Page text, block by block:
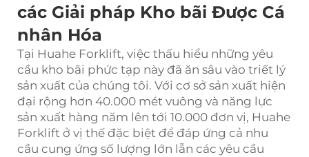
các Giải pháp Kho bãi Được Cá
nhân Hóa
Tại Huahe Forklift, việc thấu hiểu những yêu
cầu kho bãi phức tạp này đã ăn sâu vào triết lý
sản xuất của chúng tôi. Với cơ sở sản xuất hiện
đại rộng hơn 40.000 mét vuông và năng lực
sản xuất hàng năm lên tới 10.000 đơn vị, Huahe
Forklift ở vị thế đặc biệt để đáp ứng cả nhu
cầu cung ứng số lượng lớn lẫn các yêu cầu